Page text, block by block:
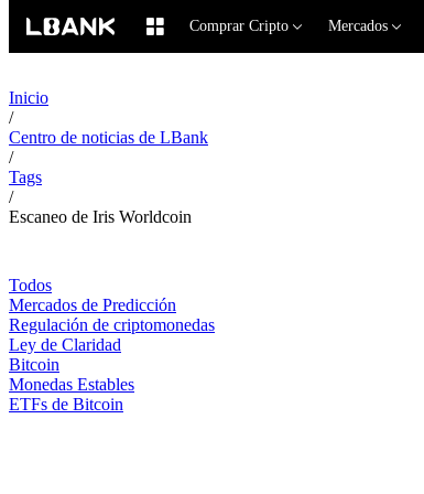
Comprar Cripto Mercados
Inicio
/
Centro de noticias de LBank
/
Tags
/
Escaneo de Iris Worldcoin
Todos
Mercados de Predicción
Regulación de criptomonedas
Ley de Claridad
Bitcoin
Monedas Estables
ETFs de Bitcoin